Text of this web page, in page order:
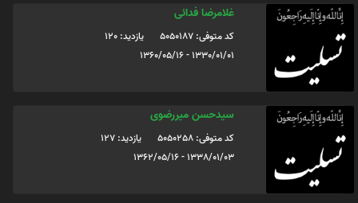
غلامرضا فدائی
کد متوفی: 5050187
یازدید: 120
1330/01/01 - 1360/05/16
سیدحسن میررضوی
کد متوفی: 5050258
یازدید: 127
1338/01/03 - 1362/05/16